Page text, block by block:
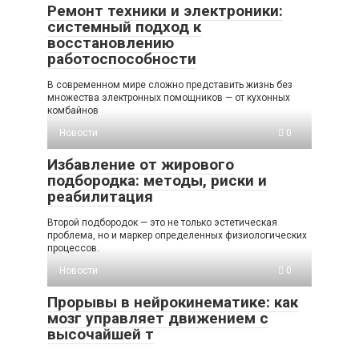
Ремонт техники и электроники:
системный подход к
восстановлению
работоспособности
В современном мире сложно представить жизнь без
множества электронных помощников — от кухонных
комбайнов
Новости
0
Избавление от жирового
подбородка: методы, риски и
реабилитация
Второй подбородок — это не только эстетическая
проблема, но и маркер определенных физиологических
процессов.
Новости
0
Прорывы в нейрокинематике: как
мозг управляет движением с
высочайшей т